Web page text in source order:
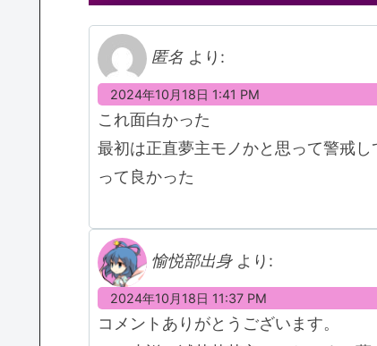
匿名 より:
2024年10月18日 1:41 PM
これ面白かった
最初は正直夢主モノかと思って警戒
って良かった
愉悦部出身 より:
2024年10月18日 11:37 PM
コメントありがとうございます。